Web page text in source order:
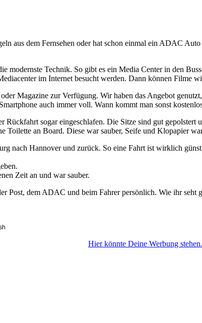
aus dem Fernsehen oder hat schon einmal ein ADAC
modernste Technik. So gibt es ein Media Center in den
im Internet besucht werden. Dann können Filme
Magazine zur Verfügung. Wir haben das Angebot
auch immer voll. Wann kommt man sonst
Rückfahrt sogar eingeschlafen. Die Sitze sind gut gepolstert
Toilette an Board. Diese war sauber, Seife und Klopapier
nach Hannover und zurück. So eine Fahrt ist wirklich
Zeit an und war sauber.
Post, dem ADAC und beim Fahrer persönlich. Wie ihr seht
Hier könnte Deine Werbung